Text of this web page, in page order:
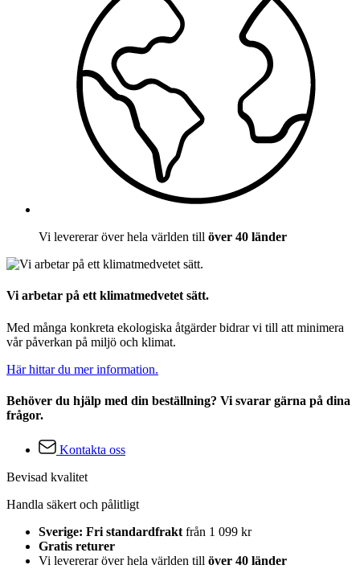
Vi levererar över hela världen till över 40 länder
Vi arbetar på ett klimatmedvetet sätt.
Med många konkreta ekologiska åtgärder bidrar vi till att minimera
vår påverkan på miljö och klimat.
Här hittar du mer information.
Behöver du hjälp med din beställning? Vi svarar gärna på dina
frågor.
Kontakta oss
Bevisad kvalitet
Handla säkert och pålitligt
Sverige: Fri standardfrakt från 1 099 kr
Gratis returer
Vi levererar över hela världen till över 40 länder